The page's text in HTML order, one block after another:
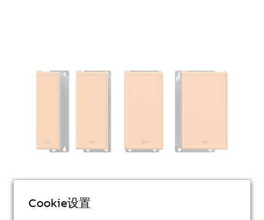
Cookie设置